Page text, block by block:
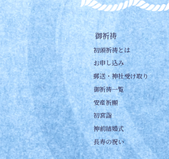
御祈祷
初頭祈祷とは
お申し込み
郵送・神社受け取り
御祈祷一覧
安産祈願
初宮詣
神前結婚式
長寿の祝い